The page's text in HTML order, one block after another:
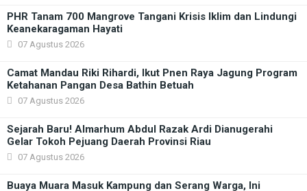
PHR Tanam 700 Mangrove Tangani Krisis Iklim dan Lindungi
Keanekaragaman Hayati
07 Agustus 2026
Camat Mandau Riki Rihardi, Ikut Pnen Raya Jagung Program
Ketahanan Pangan Desa Bathin Betuah
07 Agustus 2026
Sejarah Baru! Almarhum Abdul Razak Ardi Dianugerahi
Gelar Tokoh Pejuang Daerah Provinsi Riau
07 Agustus 2026
Buaya Muara Masuk Kampung dan Serang Warga, Ini